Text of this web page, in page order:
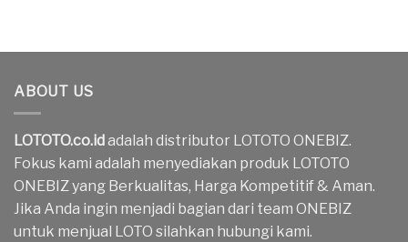
ABOUT US
LOTOTO.co.id adalah distributor LOTOTO ONEBIZ.
Fokus kami adalah menyediakan produk LOTOTO
ONEBIZ yang Berkualitas, Harga Kompetitif & Aman.
Jika Anda ingin menjadi bagian dari team ONEBIZ
untuk menjual LOTO silahkan hubungi kami.